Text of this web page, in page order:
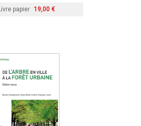
papier 19,00 €